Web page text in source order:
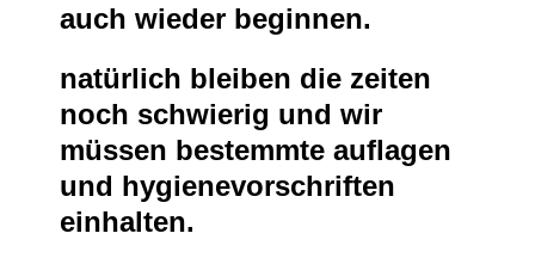
auch wieder beginnen.
natürlich bleiben die zeiten
noch schwierig und wir
müssen bestemmte auflagen
und hygienevorschriften
einhalten.